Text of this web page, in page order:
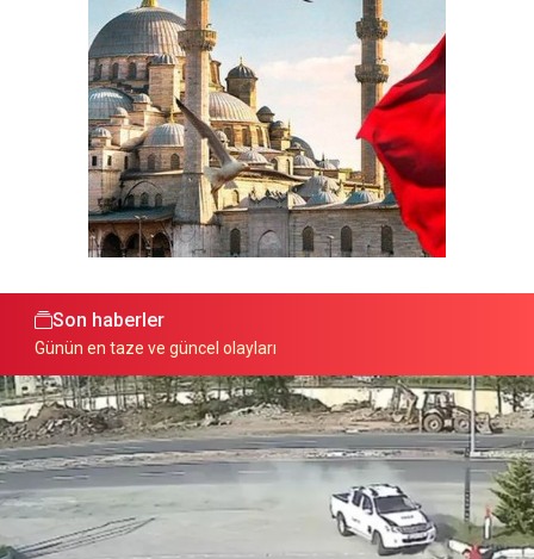
Son haberler
Günün en taze ve güncel olayları